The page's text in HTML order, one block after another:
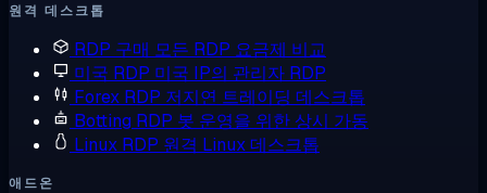
원격 데스크톱
RDP 구매 모든 RDP 요금제 비교
미국 RDP 미국 IP의 관리자 RDP
Forex RDP 저지연 트레이딩 데스크톱
Botting RDP 봇 운영을 위한 상시 가동
Linux RDP 원격 Linux 데스크톱
애드온